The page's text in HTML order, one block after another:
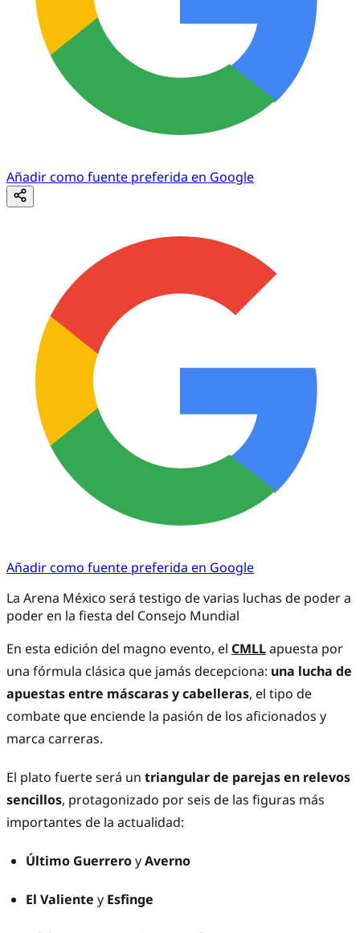
Añadir como fuente preferida en Google
Añadir como fuente preferida en Google
La Arena México será testigo de varias luchas de poder a
poder en la fiesta del Consejo Mundial
En esta edición del magno evento, el CMLLapuesta por
una fórmula clásica que jamás decepciona: una lucha de
apuestas entre máscaras y cabelleras, el tipo de
combate que enciende la pasión de los aficionados y
marca carreras.
El plato fuerte será un triangular de parejas en relevos
sencillos, protagonizado por seis de las figuras más
importantes de la actualidad:
Último GuerreroyAverno
El Valiente y Esfinge